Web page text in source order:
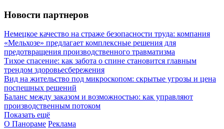
Новости партнеров
Немецкое качество на страже безопасности труда: компания
«Мельхозе» предлагает комплексные решения для
предотвращения производственного травматизма
Тихое спасение: как забота о спине становится главным
трендом здоровьесбережения
Вид на жительство под микроскопом: скрытые угрозы и цена
поспешных решений
Баланс между заказом и возможностью: как управляют
производственным потоком
Показать ещё
О Панораме Реклама